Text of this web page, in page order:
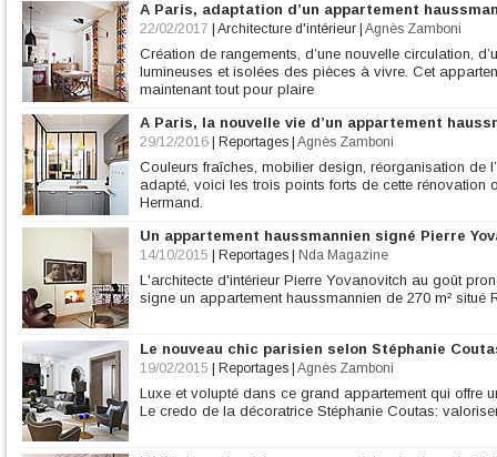
A Paris, adaptation d’un appartement
22/02/2017 Architecture d'intérieur Agnès Zamboni
Création de rangements, d’une nouvelle circulation,
lumineuses et isolées des pièces à vivre. Cet
maintenant tout pour plaire
A Paris, la nouvelle vie d’un appartement
29/12/2016 Reportages Agnès Zamboni
Couleurs fraîches, mobilier design, réorganisation de
adapté, voici les trois points forts de cette rénovation
Hermand.
Un appartement haussmannien signé Pierre
14/10/2015 Reportages Nda Magazine
L'architecte d'intérieur Pierre Yovanovitch au goût
signe un appartement haussmannien de 270 m² situé
Le nouveau chic parisien selon Stéphanie
19/02/2015 Reportages Agnès Zamboni
Luxe et volupté dans ce grand appartement qui offre
Le credo de la décoratrice Stéphanie Coutas: